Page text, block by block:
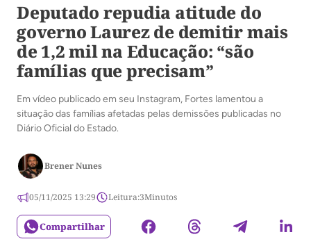
Deputado repudia atitude do
governo Laurez de demitir mais
de 1,2 mil na Educação: “são
famílias que precisam”
Em vídeo publicado em seu Instagram, Fortes lamentou a
situação das famílias afetadas pelas demissões publicadas no
Diário Oficial do Estado.
Brener Nunes
05/11/2025 13:29 Leitura:3Minutos
Compartilhar